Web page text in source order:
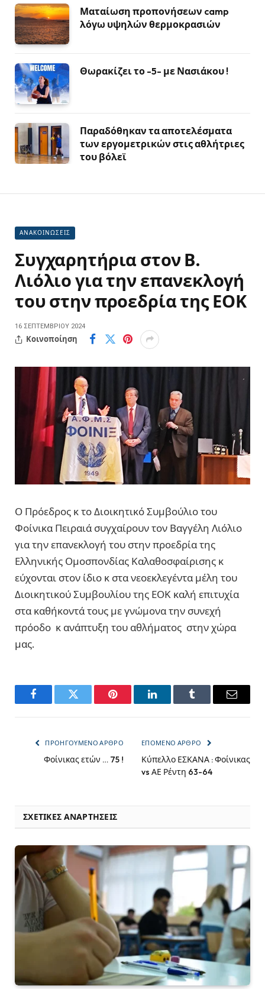
Ματαίωση προπονήσεων camp
λόγω υψηλών θερμοκρασιών
Θωρακίζει το -5- με Νασιάκου !
Παραδόθηκαν τα αποτελέσματα
των εργομετρικών στις αθλήτριες
του βόλεϊ
ΑΝΑΚΟΙΝΩΣΕΙΣ
Συγχαρητήρια στον Β.
Λιόλιο για την επανεκλογή
του στην προεδρία της ΕΟΚ
16 ΣΕΠΤΕΜΒΡΊΟΥ 2024
Κοινοποίηση
Ο Πρόεδρος κ το Διοικητικό Συμβούλιο του
Φοίνικα Πειραιά συγχαίρουν τον Βαγγέλη Λιόλιο
για την επανεκλογή του στην προεδρία της
Ελληνικής Ομοσπονδίας Καλαθοσφαίρισης κ
εύχονται στον ίδιο κ στα νεοεκλεγέντα μέλη του
Διοικητικού Συμβουλίου της ΕΟΚ καλή επιτυχία
στα καθήκοντά τους με γνώμονα την συνεχή
πρόοδο κ ανάπτυξη του αθλήματος στην χώρα
μας.
FacebookTwitter Pinterest LinkedInTumblr Email
ΠΡΟΗΓΟΎΜΕΝΟ ΆΡΘΡΟ
Φοίνικας ετών … 75 !
ΕΠΌΜΕΝΟ ΆΡΘΡΟ
Κύπελλο ΕΣΚΑΝΑ : Φοίνικας
vs ΑΕ Ρέντη 63-64
ΣΧΕΤΙΚΈΣ ΑΝΑΡΤΉΣΕΙΣ